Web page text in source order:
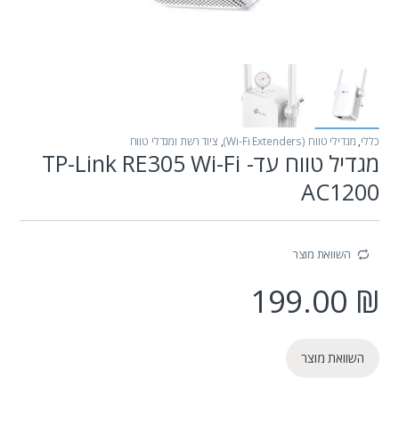
כללי, מגדילי טווח (Wi-Fi Extenders) , ציוד רשת ומגדלי טווח
מגדיל טווח עד- TP-Link RE305 Wi-Fi
AC1200
השוואת מוצר
199.00 ₪
השוואת מוצר